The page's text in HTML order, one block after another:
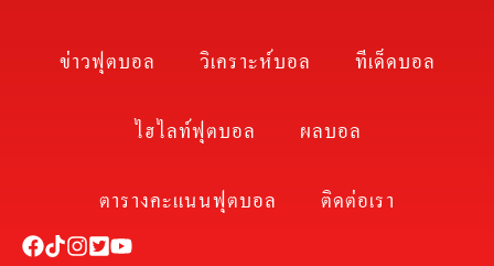
ข่าวฟุตบอล วิเคราะห์บอล
ทีเด็ดบอล
ไฮไลท์ฟุตบอล
ผลบอล
ตารางคะแนนฟุตบอล
ติดต่อเรา